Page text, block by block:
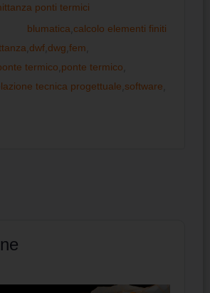
ponti termici
blumatica calcolo elementi finiti
dwf dwg fem
termico ponte termico
tecnica progettuale software